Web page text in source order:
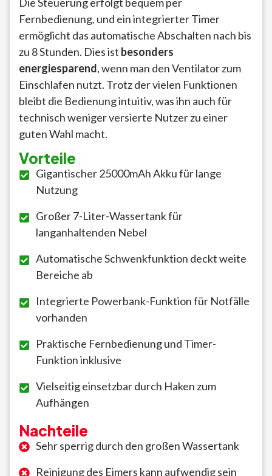
Fernbedienung, und ein integrierter Timer
ermöglicht das automatische Abschalten nach bis
zu 8 Stunden. Dies ist besonders
energiesparend, wenn man den Ventilator zum
Einschlafen nutzt. Trotz der vielen Funktionen
bleibt die Bedienung intuitiv, was ihn auch für
technisch weniger versierte Nutzer zu einer
guten Wahl macht.
Vorteile
Gigantischer 25000mAh Akku für lange
Nutzung
Großer 7-Liter-Wassertank für
langanhaltenden Nebel
Automatische Schwenkfunktion deckt weite
Bereiche ab
Integrierte Powerbank-Funktion für Notfälle
vorhanden
Praktische Fernbedienung und Timer-
Funktion inklusive
Vielseitig einsetzbar durch Haken zum
Aufhängen
Nachteile
Sehr sperrig durch den großen Wassertank
Reinigung des Eimers kann aufwendig sein